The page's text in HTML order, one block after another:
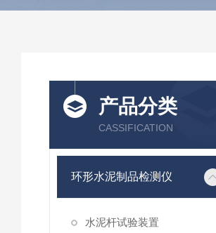
产品分类
CASSIFICATION
环形水泥制品检测仪
水泥杆试验装置